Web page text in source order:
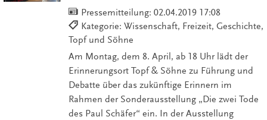
Pressemitteilung: 02.04.2019 17:08
Kategorie: Wissenschaft, Freizeit, Geschichte,
Topf und Söhne
Am Montag, dem 8. April, ab 18 Uhr lädt der
Erinnerungsort Topf & Söhne zu Führung und
Debatte über das zukünftige Erinnern im
Rahmen der Sonderausstellung „Die zwei Tode
des Paul Schäfer“ ein. In der Ausstellung